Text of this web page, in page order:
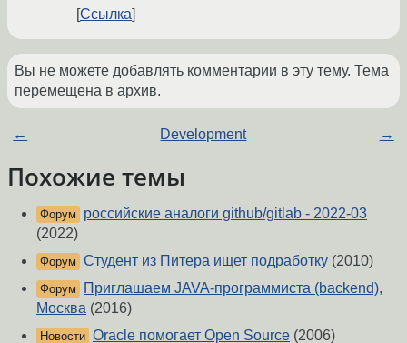
Ссылка
Вы не можете добавлять комментарии в эту тему. Тема
перемещена в архив.
← Development →
Похожие темы
Форум
российские аналоги github/gitlab - 2022-03
(2022)
Форум Студент из Питера ищет подработку (2010)
Форум
Приглашаем JAVA-программиста (backend),
Москва (2016)
Новости Oracle помогает Open Source (2006)